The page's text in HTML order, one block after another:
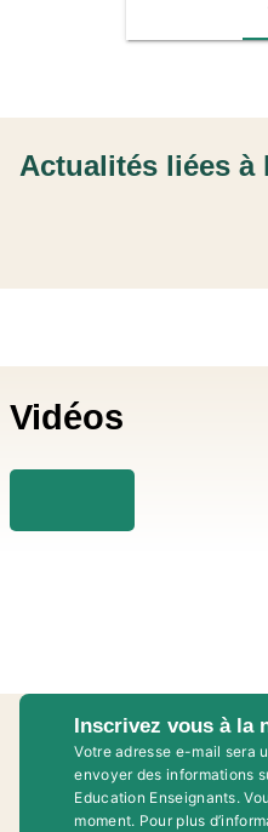
Actualités liées à
Vidéos
Inscrivez vous à la
Votre adresse e-mail sera
envoyer des informations
Education Enseignants.
moment. Pour plus